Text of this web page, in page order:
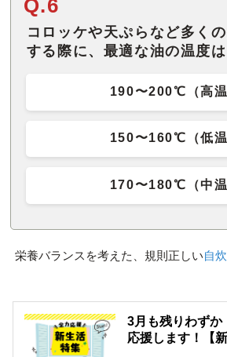
Q.6
コロッケや天ぷらなど多く
する際に、最適な油の温度は
190〜200℃（高温
150〜160℃（低温
170〜180℃（中温
栄養バランスを考えた、規則正しい自炊
3月も残りわずか
応援します！【